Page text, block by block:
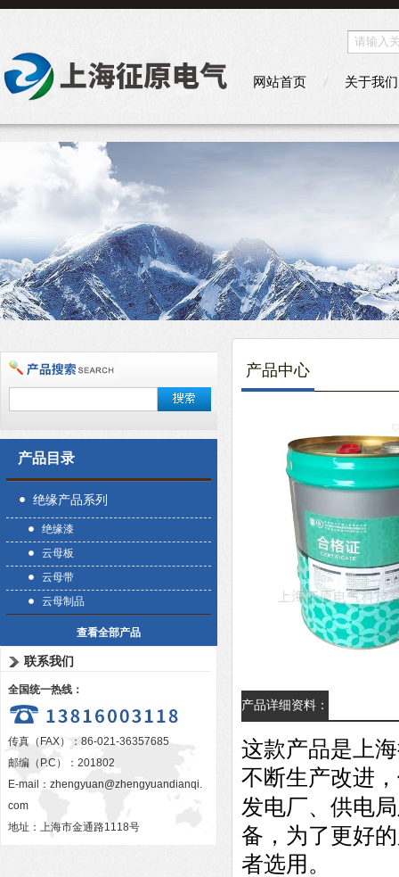
网站首页 关于我们
产品目录
绝缘产品系列
绝缘漆
云母板
云母带
云母制品
查看全部产品
联系我们
全国统一热线：
传真（FAX）：86-021-36357685
邮编（P.C）：201802
E-mail： zhengyuan@zhengyuandianqi.
com
地址：上海市金通路1118号
产品中心
产品详细资料：
这款产品是上
不断生产改进
发电厂、供电
备，为了更好
者选用。